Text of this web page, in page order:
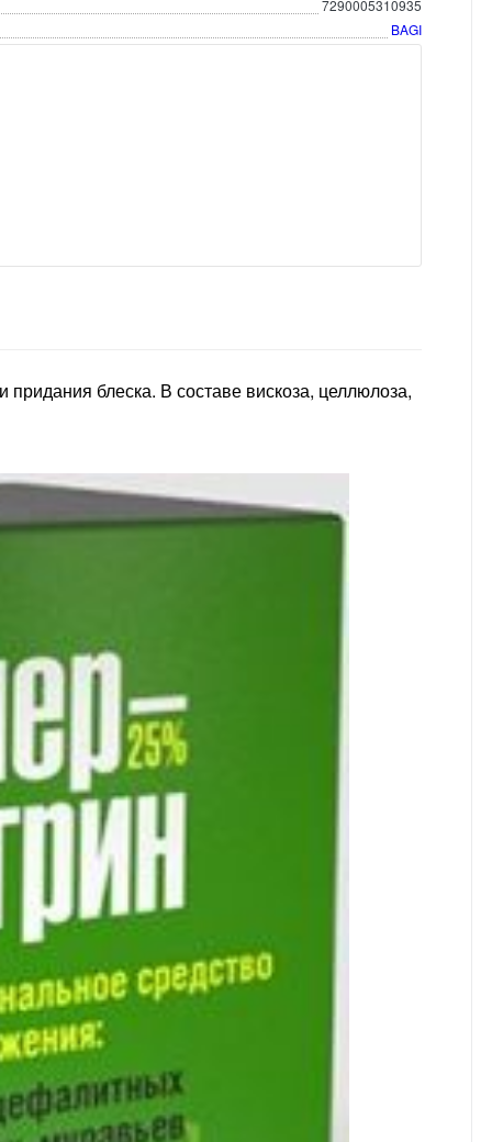
7290005310935
BAGI
блеска. В составе вискоза, целлюлоза,